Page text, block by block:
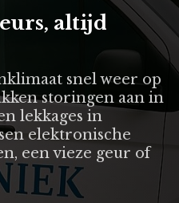
altijd
snel weer op
storingen aan in
lekkages in
elektronische
een vieze geur of